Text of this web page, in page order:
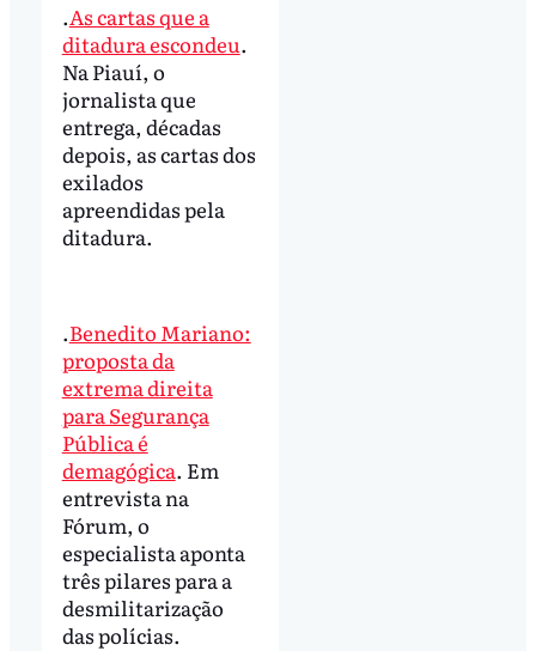
.As cartas que a
ditadura escondeu.
Na Piauí, o
jornalista que
entrega, décadas
depois, as cartas dos
exilados
apreendidas pela
ditadura.
.Benedito Mariano:
proposta da
extrema direita
para Segurança
Pública é
demagógica. Em
entrevista na
Fórum, o
especialista aponta
três pilares para a
desmilitarização
das polícias.